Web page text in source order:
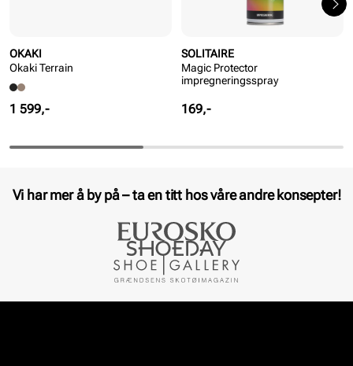
OKAKI
Okaki Terrain
Pris
1 599,-
SOLITAIRE
Magic Protector
impregneringsspray
Pris
169,-
Vi har mer å by på – ta en titt hos våre andre konsepter!